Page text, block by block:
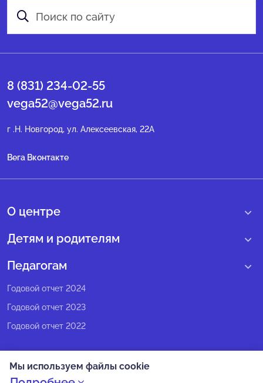
8 (831) 234-02-55
vega52@vega52.ru
г .Н. Новгород, ул. Алексеевская, 22А
Вега Вконтакте
О центре
О нас
Структура регионального центра
Педагогический состав
Попечительский совет
Экспертный совет
СМИ о нас
Детям и родителям
Учебные интенсивные сборы
Календарь всех событий
Педагогам
Программы Веги
Программы Сириус
Методические рекомендации
Годовой отчет 2024
Годовой отчет 2023
Годовой отчет 2022
Политика конфиденциальности
Мы используем файлы cookie